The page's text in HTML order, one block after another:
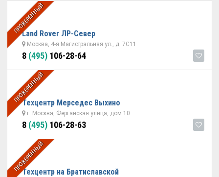
ПРОВЕРЕННЫЙ
Land Rover ЛР-Север
Москва, 4-я Магистральная ул., д. 7С11
8 (495) 106-28-64
ПРОВЕРЕННЫЙ
Техцентр Мерседес Выхино
г. Москва, Ферганская улица, дом 10
8 (495) 106-28-63
ПРОВЕРЕННЫЙ
Техцентр на Братиславской